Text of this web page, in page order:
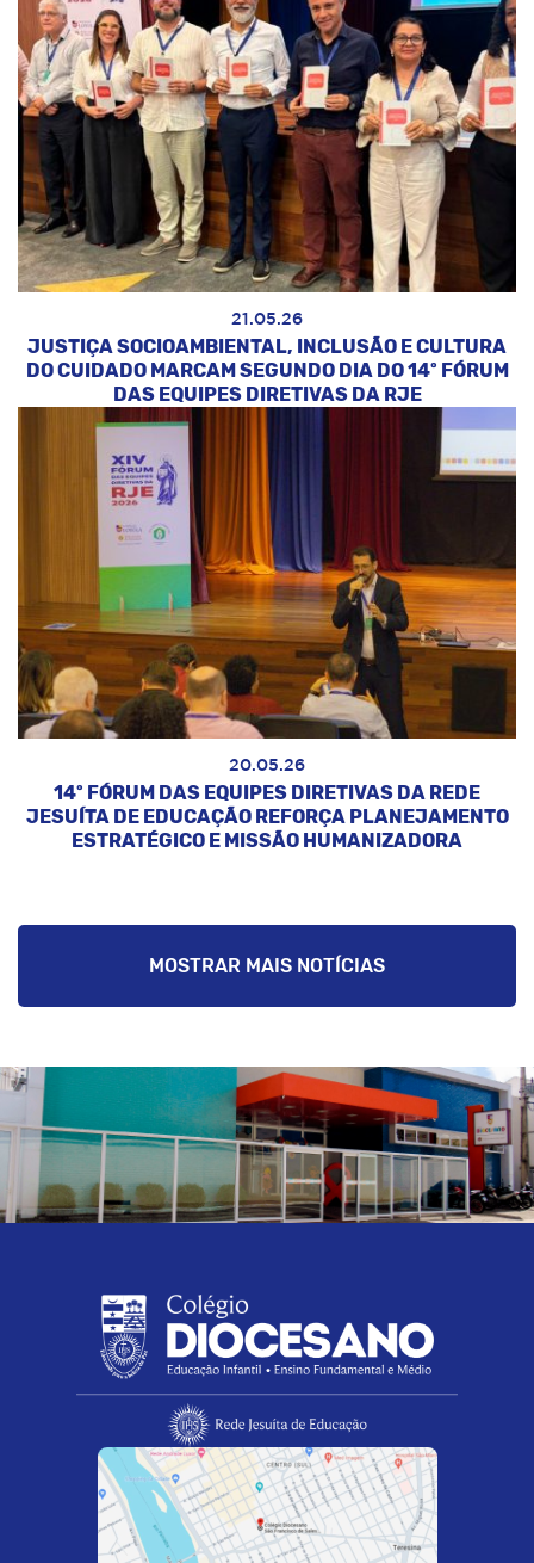
21.05.26
JUSTIÇA SOCIOAMBIENTAL, INCLUSÃO E CULTURA
DO CUIDADO MARCAM SEGUNDO DIA DO 14º FÓRUM
DAS EQUIPES DIRETIVAS DA RJE
20.05.26
14º FÓRUM DAS EQUIPES DIRETIVAS DA REDE
JESUÍTA DE EDUCAÇÃO REFORÇA PLANEJAMENTO
ESTRATÉGICO E MISSÃO HUMANIZADORA
MOSTRAR MAIS NOTÍCIAS